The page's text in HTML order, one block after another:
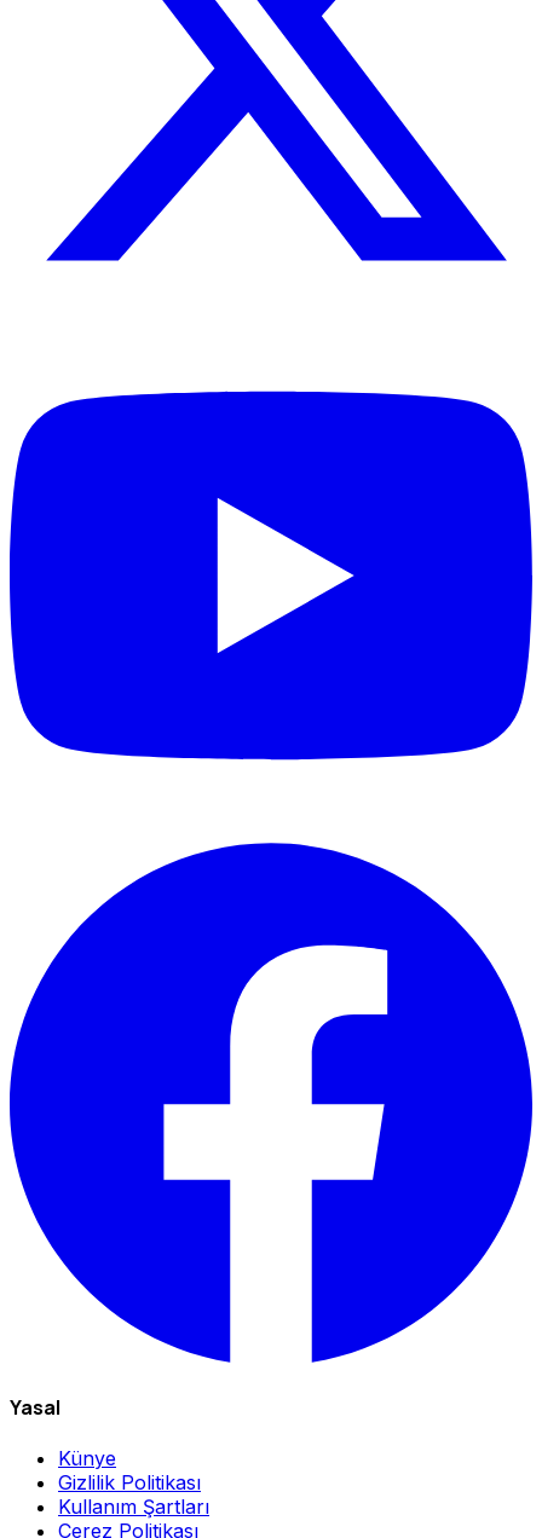
Yasal
Künye
Gizlilik Politikası
Kullanım Şartları
Çerez Politikası